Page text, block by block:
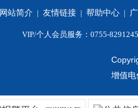
网站简介 | 友情链接 | 帮助中心 |
VIP/个人会员服务：0755-
增值